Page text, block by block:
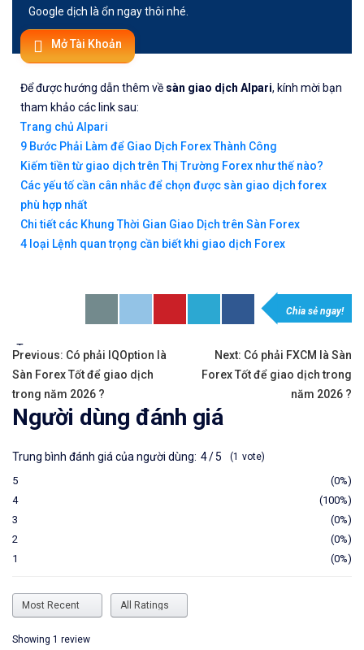
Google dịch là ổn ngay thôi nhé.
Mở Tài Khoản
Để được hướng dẫn thêm về sàn giao dịch Alpari, kính mời bạn
tham khảo các link sau:
Trang chủ Alpari
9 Bước Phải Làm để Giao Dịch Forex Thành Công
Kiếm tiền từ giao dịch trên Thị Trường Forex như thế nào?
Các yếu tố cần cân nhắc để chọn được sàn giao dịch forex
phù hợp nhất
Chi tiết các Khung Thời Gian Giao Dịch trên Sàn Forex
4 loại Lệnh quan trọng cần biết khi giao dịch Forex
Chia sẻ ngay!
Tags:
Previous: Có phải IQOption là
Sàn Forex Tốt để giao dịch
trong năm 2026 ?
Next: Có phải FXCM là Sàn
Forex Tốt để giao dịch trong
năm 2026 ?
Người dùng đánh giá
Trung bình đánh giá của người dùng: 4 5 1 vote
5
0%
4
100%
3
0%
2
0%
1
0%
Showing 1 review